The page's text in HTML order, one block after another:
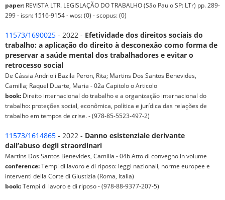
paper: REVISTA LTR. LEGISLAÇÃO DO TRABALHO (São Paulo SP: LTr) pp. 289-
299 - issn: 1516-9154 - wos: (0) - scopus: (0)
11573/1690025 - 2022 - Efetividade dos direitos sociais do
trabalho: a aplicação do direito à desconexão como forma de
preservar a saúde mental dos trabalhadores e evitar o
retrocesso social
De Cássia Andrioli Bazila Peron, Rita; Martins Dos Santos Benevides,
Camilla; Raquel Duarte, Maria - 02a Capitolo o Articolo
book: Direito internacional do trabalho e a organização internacional do
trabalho: proteções social, econômica, política e jurídica das relações de
trabalho em tempos de crise. - (978-85-5523-497-2)
11573/1614865 - 2022 - Danno esistenziale derivante
dall’abuso degli straordinari
Martins Dos Santos Benevides, Camilla - 04b Atto di convegno in volume
conference:Tempi di lavoro e di riposo: leggi nazionali, norme europee e
interventi della Corte di Giustizia (Roma, Italia)
book:Tempi di lavoro e di riposo - (978-88-9377-207-5)